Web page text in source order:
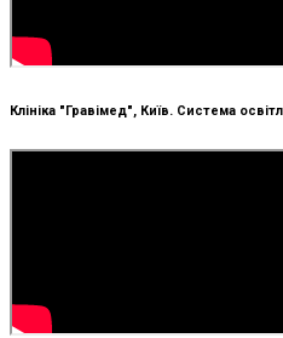
Клініка "Гравімед", Київ. Система